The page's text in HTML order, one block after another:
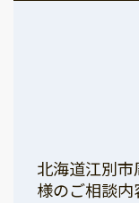
北海道江別
様のご相談